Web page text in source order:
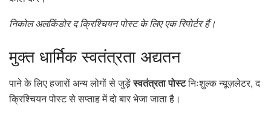
निकोल अलकिंडोर द क्रिश्चियन पोस्ट के लिए एक रिपोर्टर हैं।
मुक्तधार्मिक स्वतंत्रता अद्यतन
पाने के लिए हजारों अन्य लोगों से जुड़ेंस्वतंत्रता पोस्टनिःशुल्क न्यूज़लेटर, द
क्रिश्चियन पोस्ट से सप्ताह में दो बार भेजा जाता है।